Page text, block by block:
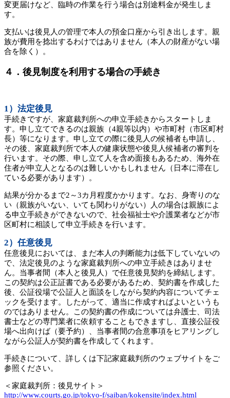
変更届けなど、臨時の作業を行う場合は別途料金が発生しま
す。
支払いは後見人の管理で本人の預金口座から引き出します。親
族が費用を捻出するわけではありません（本人の財産がない場
合を除く）。
４．後見制度を利用する場合の手続き
1）法定後見
手続きですが、家庭裁判所への申立手続きからスタートしま
す。申し立てできるのは親族（4親等以内）や市町村（市区町村
長）等になります。申し立ての際に後見人の候補者も申請し、
その後、家庭裁判所で本人の健康状態や後見人候補者の審判を
行います。その際、申し立て人を含め面接もあるため、海外在
住者が申立人となるのは難しいかもしれません（日本に滞在し
ている必要があります）。
結果が分かるまで2～3カ月程度かかります。なお、身寄りのな
い（親族がいない、いても関わりがない）人の場合は親族によ
る申立手続きができないので、社会福祉士や介護業者などが市
区町村に相談して申立手続きを行います。
2）任意後見
任意後見においては、まだ本人の判断能力は低下していないの
で、法定後見のような家庭裁判所への申立手続きはありませ
ん。当事者間（本人と後見人）で任意後見契約を締結します。
この契約は公正証書である必要があるため、契約書を作成した
後、公証役場で公証人と面談をしながら契約内容についてチェ
ックを受けます。したがって、適当に作成すればよいというも
のではありません。この契約書の作成については弁護士、司法
書士などの専門業者に依頼することもできますし、直接公証役
場へ出向けば（要予約）、当事者間の合意事項をヒアリングし
ながら公証人が契約書を作成してくれます。
手続きについて、詳しくは下記家庭裁判所のウェブサイトをご
参照ください。
＜家庭裁判所：後見サイト＞
http://www.courts.go.jp/tokyo-f/saiban/kokensite/index.html